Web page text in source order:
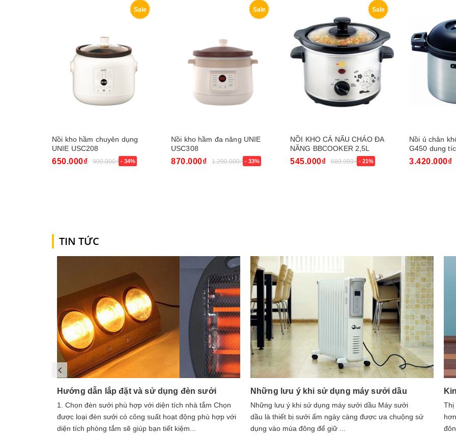
Sale
Nồi kho hầm chuyên dụng
UNIE USC208
650.000₫ 990.000₫ - 34%
Sale
Nồi kho hầm đa năng UNIE
USC308
870.000₫ 1.290.000₫ - 33%
Sale
NỒI KHO CÁ NẤU CHÁO ĐA
NĂNG BBCOOKER 2,5L
545.000₫ 689.999₫ - 21%
Nồi ủ chân
G450 dung
Bản
3.420.000₫
TIN TỨC
Hướng dẫn lắp đặt và sử dụng đèn sưởi
1. Chọn đèn sưởi phù hợp với diện tích nhà tắm Chọn
được loại đèn sưởi có công suất hoạt động phù hợp với
diện tích phòng tắm sẽ giúp bạn tiết kiệm...
Những lưu ý khi sử dụng máy sưởi dầu
​​​​​​Những lưu ý khi sử dụng máy sưởi dầu Máy sưởi
dầu là thiết bị sưởi ấm ngày càng được ưa chuộng sử
dụng vào mùa đông để giữ ...
Thị